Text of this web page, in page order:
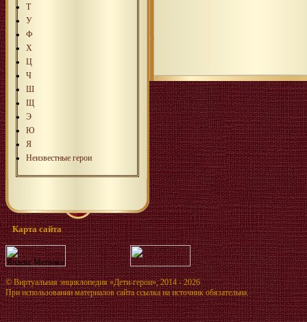
Т
У
Ф
Х
Ц
Ч
Ш
Щ
Э
Ю
Я
Неизвестные герои
Карта сайта
©Виртуальная энциклопедия «Дети-герои», 2014 - 2026
При использовании материалов сайта ссылка на источник обязательна.